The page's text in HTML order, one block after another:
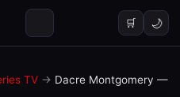
🛒 🌙
TV → Dacre Montgomery —